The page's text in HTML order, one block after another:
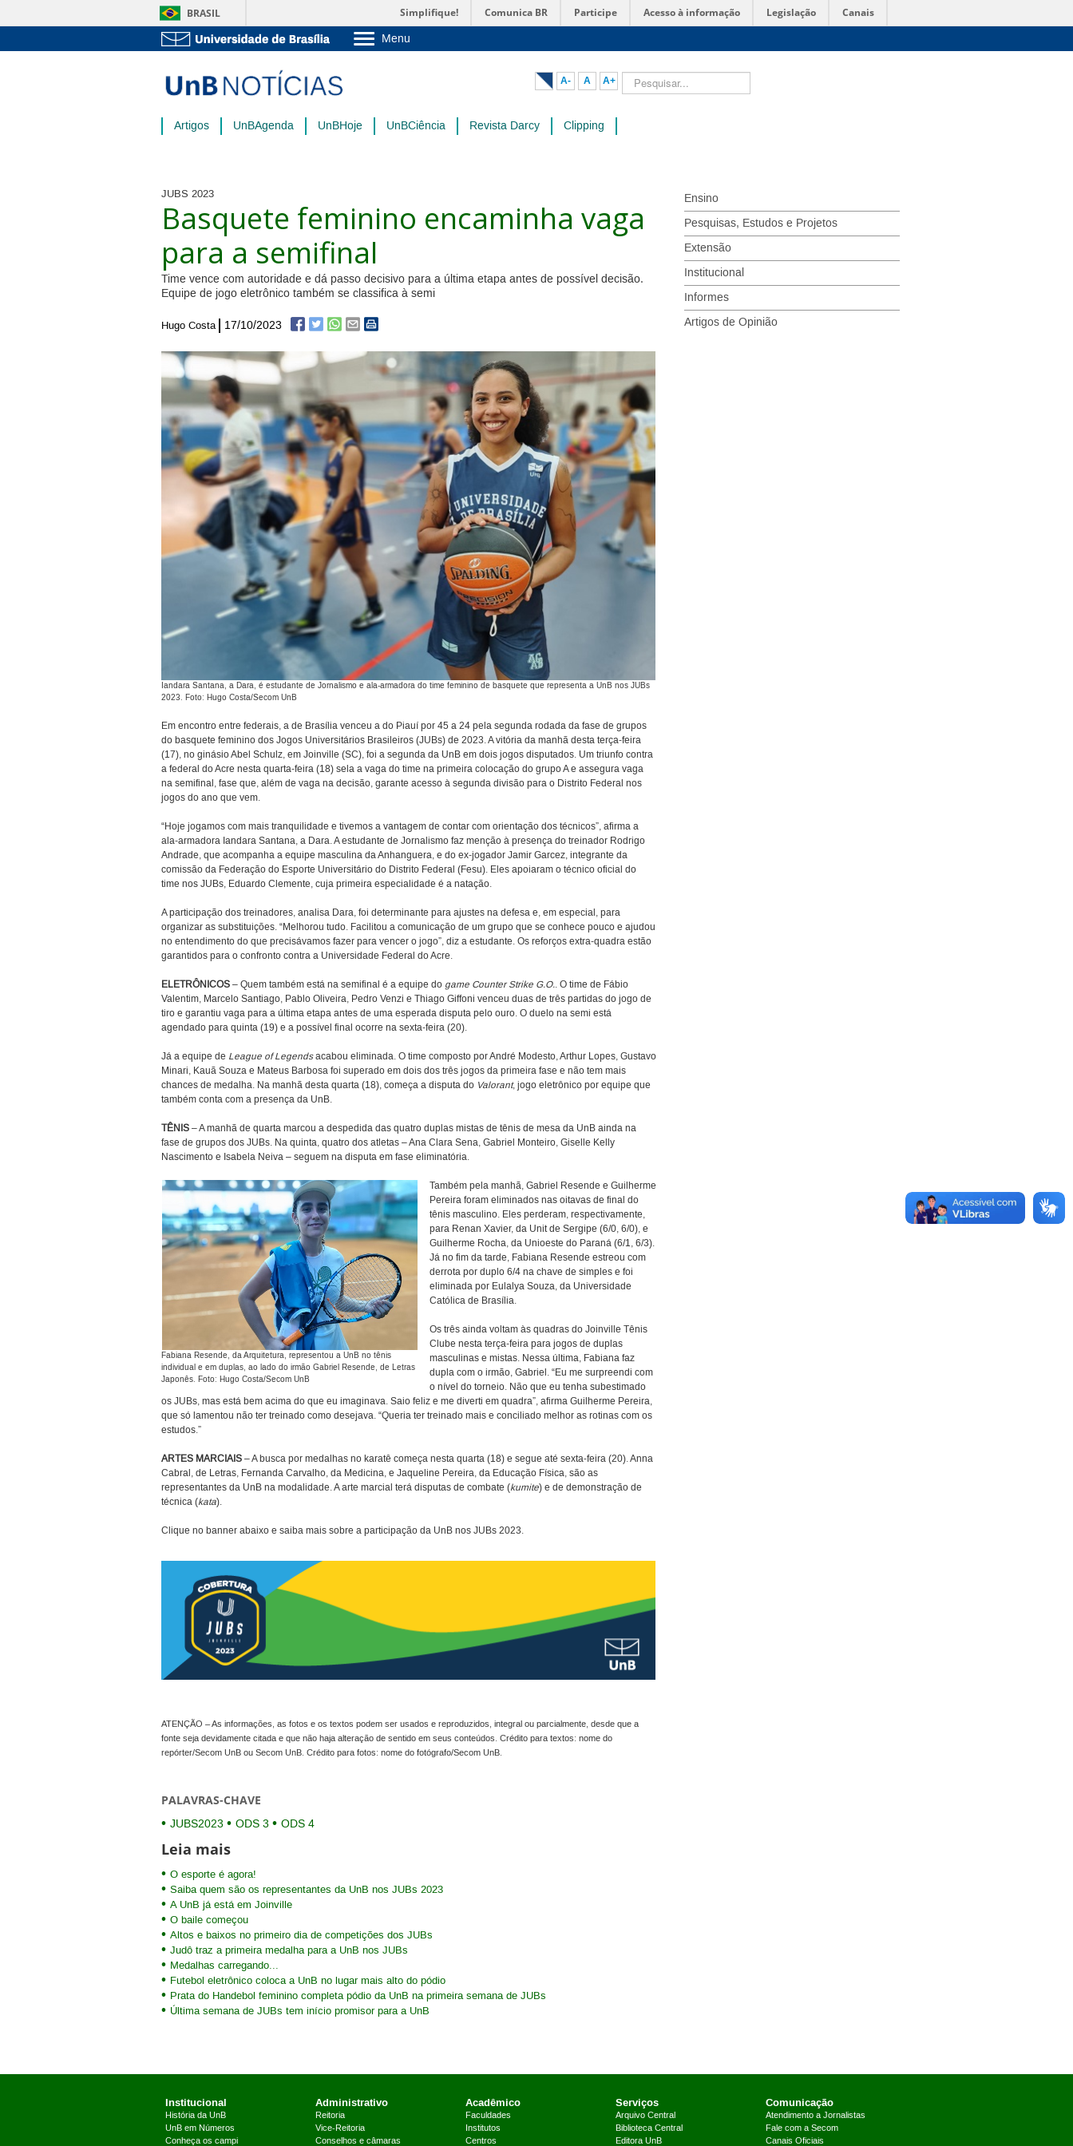
BRASIL Simplifique! Comunica BR Participe Acesso à informação Legislação Canais
Menu
Pós-Graduação
Administração
A- A A+ Pesquisar...
Artigos UnBAgenda UnBHoje UnBCiência Revista Darcy Clipping
JUBS 2023
Basquete feminino encaminha vaga
para a semifinal
Time vence com autoridade e dá passo decisivo para a última etapa antes de possível decisão.
Equipe de jogo eletrônico também se classifica à semi
Hugo Costa 17/10/2023
Iandara Santana, a Dara, é estudante de Jornalismo e ala-armadora do time feminino de basquete que representa a UnB nos JUBs
2023. Foto: Hugo Costa/Secom UnB
Em encontro entre federais, a de Brasília venceu a do Piauí por 45 a 24 pela segunda rodada da fase de grupos
do basquete feminino dos Jogos Universitários Brasileiros (JUBs) de 2023. A vitória da manhã desta terça-feira
(17), no ginásio Abel Schulz, em Joinville (SC), foi a segunda da UnB em dois jogos disputados. Um triunfo contra
a federal do Acre nesta quarta-feira (18) sela a vaga do time na primeira colocação do grupo A e assegura vaga
na semifinal, fase que, além de vaga na decisão, garante acesso à segunda divisão para o Distrito Federal nos
jogos do ano que vem.
“Hoje jogamos com mais tranquilidade e tivemos a vantagem de contar com orientação dos técnicos”, afirma a
ala-armadora Iandara Santana, a Dara. A estudante de Jornalismo faz menção à presença do treinador Rodrigo
Andrade, que acompanha a equipe masculina da Anhanguera, e do ex-jogador Jamir Garcez, integrante da
comissão da Federação do Esporte Universitário do Distrito Federal (Fesu). Eles apoiaram o técnico oficial do
time nos JUBs, Eduardo Clemente, cuja primeira especialidade é a natação.
A participação dos treinadores, analisa Dara, foi determinante para ajustes na defesa e, em especial, para
organizar as substituições. “Melhorou tudo. Facilitou a comunicação de um grupo que se conhece pouco e ajudou
no entendimento do que precisávamos fazer para vencer o jogo”, diz a estudante. Os reforços extra-quadra estão
garantidos para o confronto contra a Universidade Federal do Acre.
ELETRÔNICOS – Quem também está na semifinal é a equipe do game Counter Strike G.O.. O time de Fábio
Valentim, Marcelo Santiago, Pablo Oliveira, Pedro Venzi e Thiago Giffoni venceu duas de três partidas do jogo de
tiro e garantiu vaga para a última etapa antes de uma esperada disputa pelo ouro. O duelo na semi está
agendado para quinta (19) e a possível final ocorre na sexta-feira (20).
Já a equipe de League of Legendsacabou eliminada. O time composto por André Modesto, Arthur Lopes, Gustavo
Minari, Kauã Souza e Mateus Barbosa foi superado em dois dos três jogos da primeira fase e não tem mais
chances de medalha. Na manhã desta quarta (18), começa a disputa do Valorant, jogo eletrônico por equipe que
também conta com a presença da UnB.
TÊNIS – A manhã de quarta marcou a despedida das quatro duplas mistas de tênis de mesa da UnB ainda na
fase de grupos dos JUBs. Na quinta, quatro dos atletas – Ana Clara Sena, Gabriel Monteiro, Giselle Kelly
Nascimento e Isabela Neiva – seguem na disputa em fase eliminatória.
Fabiana Resende, da Arquitetura, representou a UnB no tênis
individual e em duplas, ao lado do irmão Gabriel Resende, de Letras
Japonês. Foto: Hugo Costa/Secom UnB
Também pela manhã, Gabriel Resende e Guilherme
Pereira foram eliminados nas oitavas de final do
tênis masculino. Eles perderam, respectivamente,
para Renan Xavier, da Unit de Sergipe (6/0, 6/0), e
Guilherme Rocha, da Unioeste do Paraná (6/1, 6/3).
Já no fim da tarde, Fabiana Resende estreou com
derrota por duplo 6/4 na chave de simples e foi
eliminada por Eulalya Souza, da Universidade
Católica de Brasília.
Os três ainda voltam às quadras do Joinville Tênis
Clube nesta terça-feira para jogos de duplas
masculinas e mistas. Nessa última, Fabiana faz
dupla com o irmão, Gabriel. “Eu me surpreendi com
o nível do torneio. Não que eu tenha subestimado
os JUBs, mas está bem acima do que eu imaginava. Saio feliz e me diverti em quadra”, afirma Guilherme Pereira,
que só lamentou não ter treinado como desejava. “Queria ter treinado mais e conciliado melhor as rotinas com os
estudos.”
ARTES MARCIAIS – A busca por medalhas no karatê começa nesta quarta (18) e segue até sexta-feira (20). Anna
Cabral, de Letras, Fernanda Carvalho, da Medicina, e Jaqueline Pereira, da Educação Física, são as
representantes da UnB na modalidade. A arte marcial terá disputas de combate (kumite) e de demonstração de
técnica (kata).
Clique no banner abaixo e saiba mais sobre a participação da UnB nos JUBs 2023.
ATENÇÃO – As informações, as fotos e os textos podem ser usados e reproduzidos, integral ou parcialmente, desde que a
fonte seja devidamente citada e que não haja alteração de sentido em seus conteúdos. Crédito para textos: nome do
repórter/Secom UnB ou Secom UnB. Crédito para fotos: nome do fotógrafo/Secom UnB.
PALAVRAS-CHAVE
JUBS2023 ODS 3 ODS 4
Leia mais
O esporte é agora!
Saiba quem são os representantes da UnB nos JUBs 2023
A UnB já está em Joinville
O baile começou
Altos e baixos no primeiro dia de competições dos JUBs
Judô traz a primeira medalha para a UnB nos JUBs
Medalhas carregando...
Futebol eletrônico coloca a UnB no lugar mais alto do pódio
Prata do Handebol feminino completa pódio da UnB na primeira semana de JUBs
Última semana de JUBs tem início promisor para a UnB
Ensino
Pesquisas, Estudos e Projetos
Extensão
Institucional
Informes
Artigos de Opinião
Institucional
História da UnB
UnB em Números
Conheça os campi
Administrativo
Reitoria
Vice-Reitoria
Conselhos e câmaras
Acadêmico
Faculdades
Institutos
Centros
Serviços
Arquivo Central
Biblioteca Central
Editora UnB
Comunicação
Atendimento a Jornalistas
Fale com a Secom
Canais Oficiais